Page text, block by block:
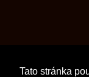
Tato stránka